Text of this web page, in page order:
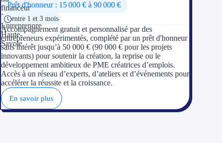
Prêt d'honneur : 15 000 € à 90 000 €
entre 1 et 3 mois
Accompagnement gratuit et personnalisé par des
entrepreneurs expérimentés, complété par un prêt d'honneur
sans intérêt jusqu’à 50 000 € (90 000 € pour les projets
innovants) pour soutenir la création, la reprise ou le
développement ambitieux de PME créatrices d’emplois.
Accès à un réseau d’experts, d’ateliers et d’événements pour
accélérer la réussite et la croissance.
En savoir plus